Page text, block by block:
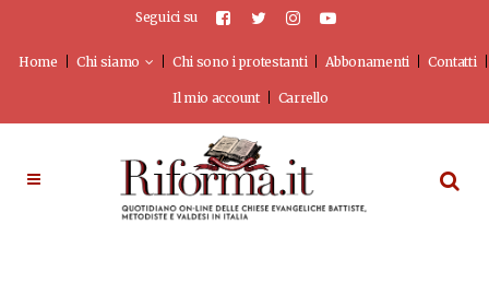
Seguici su
Home Chi siamo Chi sono i protestanti Abbonamenti Contatti
Il mio account Carrello